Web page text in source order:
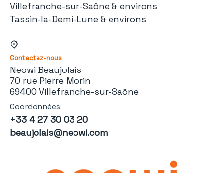
Villefranche-sur-Saône & environs
Tassin-la-Demi-Lune & environs
Contactez-nous
Neowi Beaujolais
70 rue Pierre Morin
69400 Villefranche-sur-Saône
Coordonnées
+33 4 27 30 03 20
beaujolais@neowi.com